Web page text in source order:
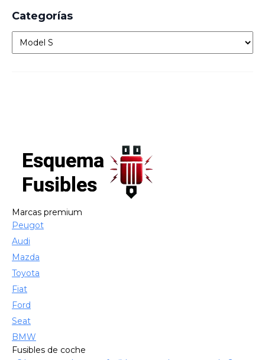
Categorías
Categorías
Marcas premium
Peugot
Audi
Mazda
Toyota
Fiat
Ford
Seat
BMW
Fusibles de coche